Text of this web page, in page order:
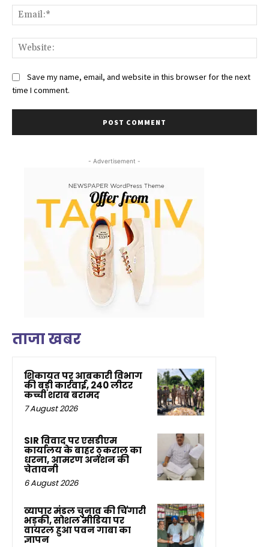
Save my name, email, and website in this browser for the next
time I comment.
- Advertisement -
ताजा खबर
शिकायत पर आबकारी विभाग
की बड़ी कार्रवाई, 240 लीटर
कच्ची शराब बरामद
7 August 2026
SIR विवाद पर एसडीएम
कार्यालय के बाहर ठुकराल का
धरना, आमरण अनशन की
चेतावनी
6 August 2026
व्यापार मंडल चुनाव की चिंगारी
भड़की, सोशल मीडिया पर
वायरल हुआ पवन गाबा का
ज्ञापन